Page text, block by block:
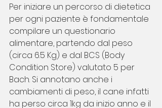
Per iniziare un percorso di dietetica
per ogni paziente è fondamentale
compilare un questionario
alimentare, partendo dal peso
(circa 6.5 Kg) e dal BCS (Body
Condition Store) valutato 5 per
Bach. Si annotano anche i
cambiamenti di peso, il cane infatti
ha perso circa 1kg da inizio anno e il